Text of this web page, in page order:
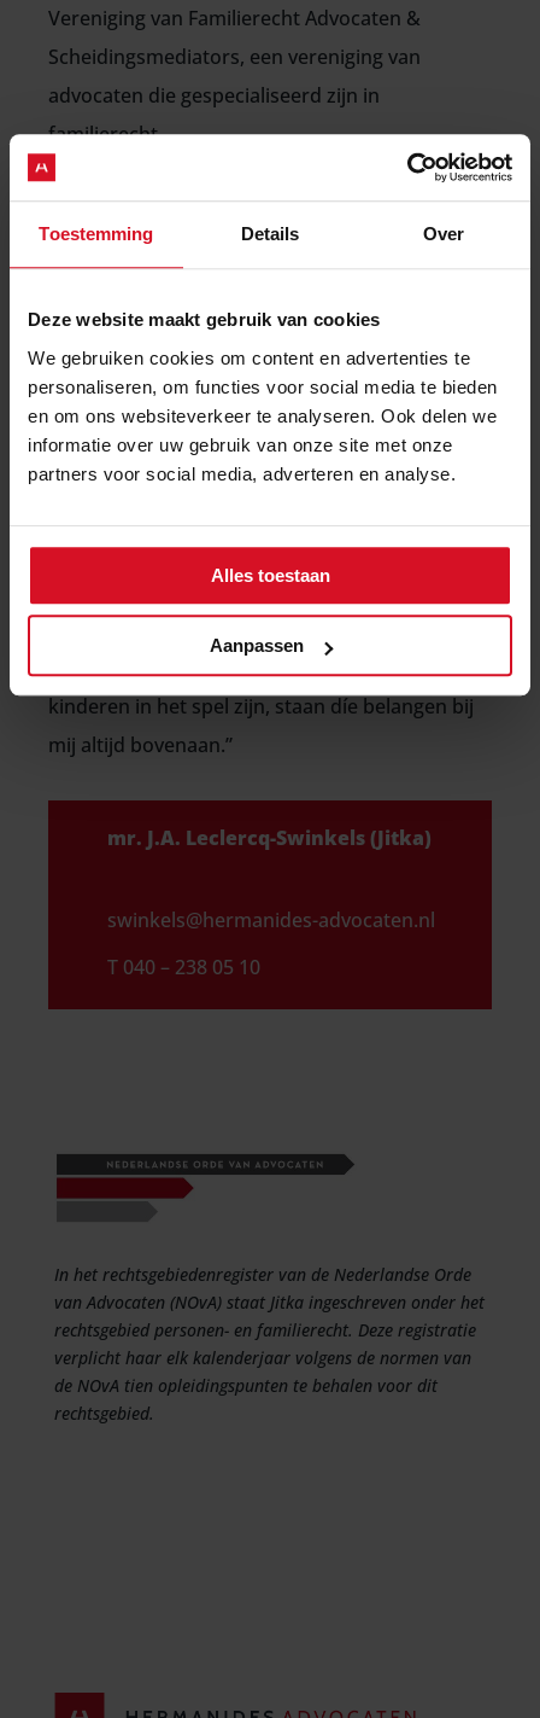
Toestemming Details Over
Deze website maakt gebruik van cookies
We gebruiken cookies om content en advertenties te
personaliseren, om functies voor social media te bieden
en om ons websiteverkeer te analyseren. Ook delen we
informatie over uw gebruik van onze site met onze
partners voor social media, adverteren en analyse.
Alles toestaan
Aanpassen
Vereniging van Familierecht Advocaten &
Scheidingsmediators, een vereniging van
advocaten die gespecialiseerd zijn in
familierecht.
Jitka aan het woord
“Cliënten omschrijven mij als bevlogen en
moeilijke tijden, maar durf tegelijkertijd een
spiegel voor te houden. Mijn doel is om naar een
toekomstbestendige oplossing te werken. Dat
doe ik altijd in samenspraak met mijn cliënt. Bij
voorkeur komen we in overleg tot die oplossing,
(daarvoor) noodzakelijk, dan doe ik dat vol
overtuiging en zorg ik ervoor dat mijn cliënt
route we overigens ook bewandelen: als er
kinderen in het spel zijn, staan díe belangen bij
mij altijd bovenaan.”
mr. J.A. Leclercq-Swinkels (Jitka)
swinkels@hermanides-advocaten.nl
T 040 – 238 05 10
In het rechtsgebiedenregister van de Nederlandse Orde
van Advocaten (NOvA) staat Jitka ingeschreven onder het
rechtsgebied personen- en familierecht. Deze registratie
verplicht haar elk kalenderjaar volgens de normen van
de NOvA tien opleidingspunten te behalen voor dit
rechtsgebied.